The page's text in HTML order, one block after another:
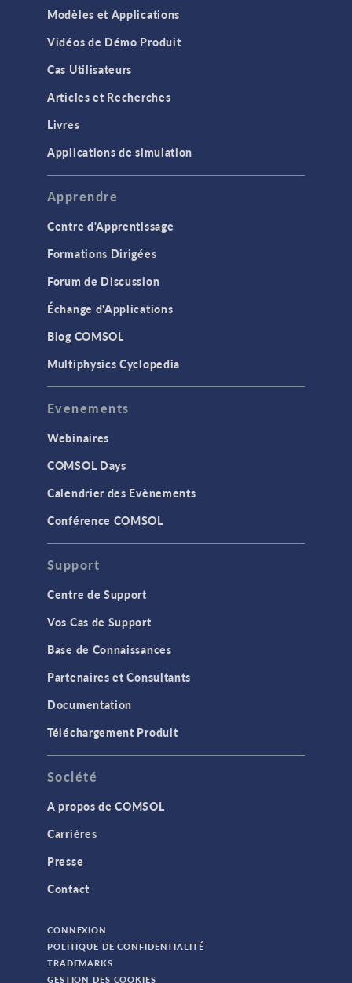
Modèles et Applications
Vidéos de Démo Produit
Cas Utilisateurs
Articles et Recherches
Livres
Applications de simulation
Apprendre
Centre d'Apprentissage
Formations Dirigées
Forum de Discussion
Échange d'Applications
Blog COMSOL
Multiphysics Cyclopedia
Evenements
Webinaires
COMSOL Days
Calendrier des Evènements
Conférence COMSOL
Support
Centre de Support
Vos Cas de Support
Base de Connaissances
Partenaires et Consultants
Documentation
Téléchargement Produit
Société
A propos de COMSOL
Carrières
Presse
Contact
CONNEXION
POLITIQUE DE CONFIDENTIALITÉ
TRADEMARKS
GESTION DES COOKIES